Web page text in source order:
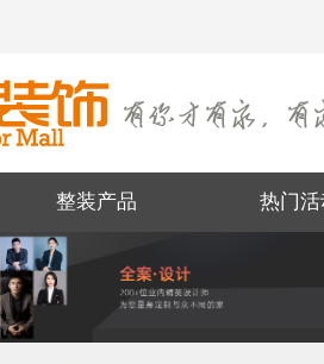
整装产品 热门活